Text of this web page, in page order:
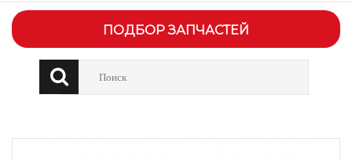
ПОДБОР ЗАПЧАСТЕЙ